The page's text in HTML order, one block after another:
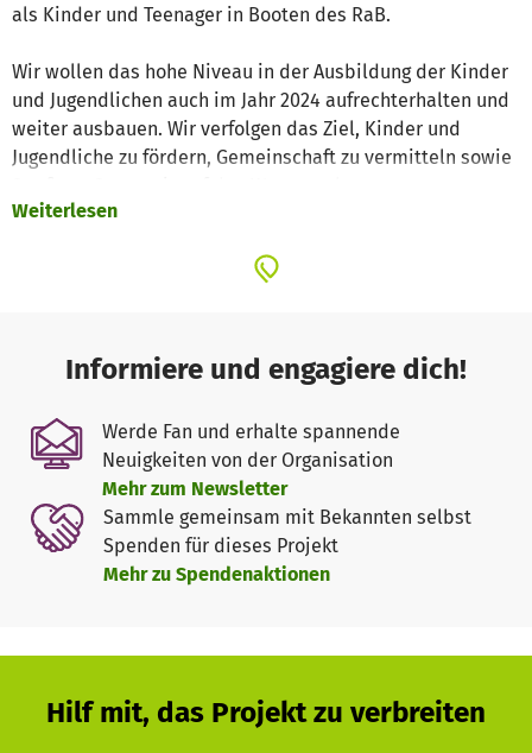
als Kinder und Teenager in Booten des RaB.
Wir wollen das hohe Niveau in der Ausbildung der Kinder
und Jugendlichen auch im Jahr 2024 aufrechterhalten und
weiter ausbauen. Wir verfolgen das Ziel, Kinder und
Jugendliche zu fördern, Gemeinschaft zu vermitteln sowie
wir auch auf Spenden angewiesen. So können wir den
Weiterlesen
Informiere und engagiere dich!
Werde Fan und erhalte spannende
Neuigkeiten von der Organisation
Mehr zum Newsletter
Sammle gemeinsam mit Bekannten selbst
Spenden für dieses Projekt
Mehr zu Spendenaktionen
Hilf mit, das Projekt zu verbreiten